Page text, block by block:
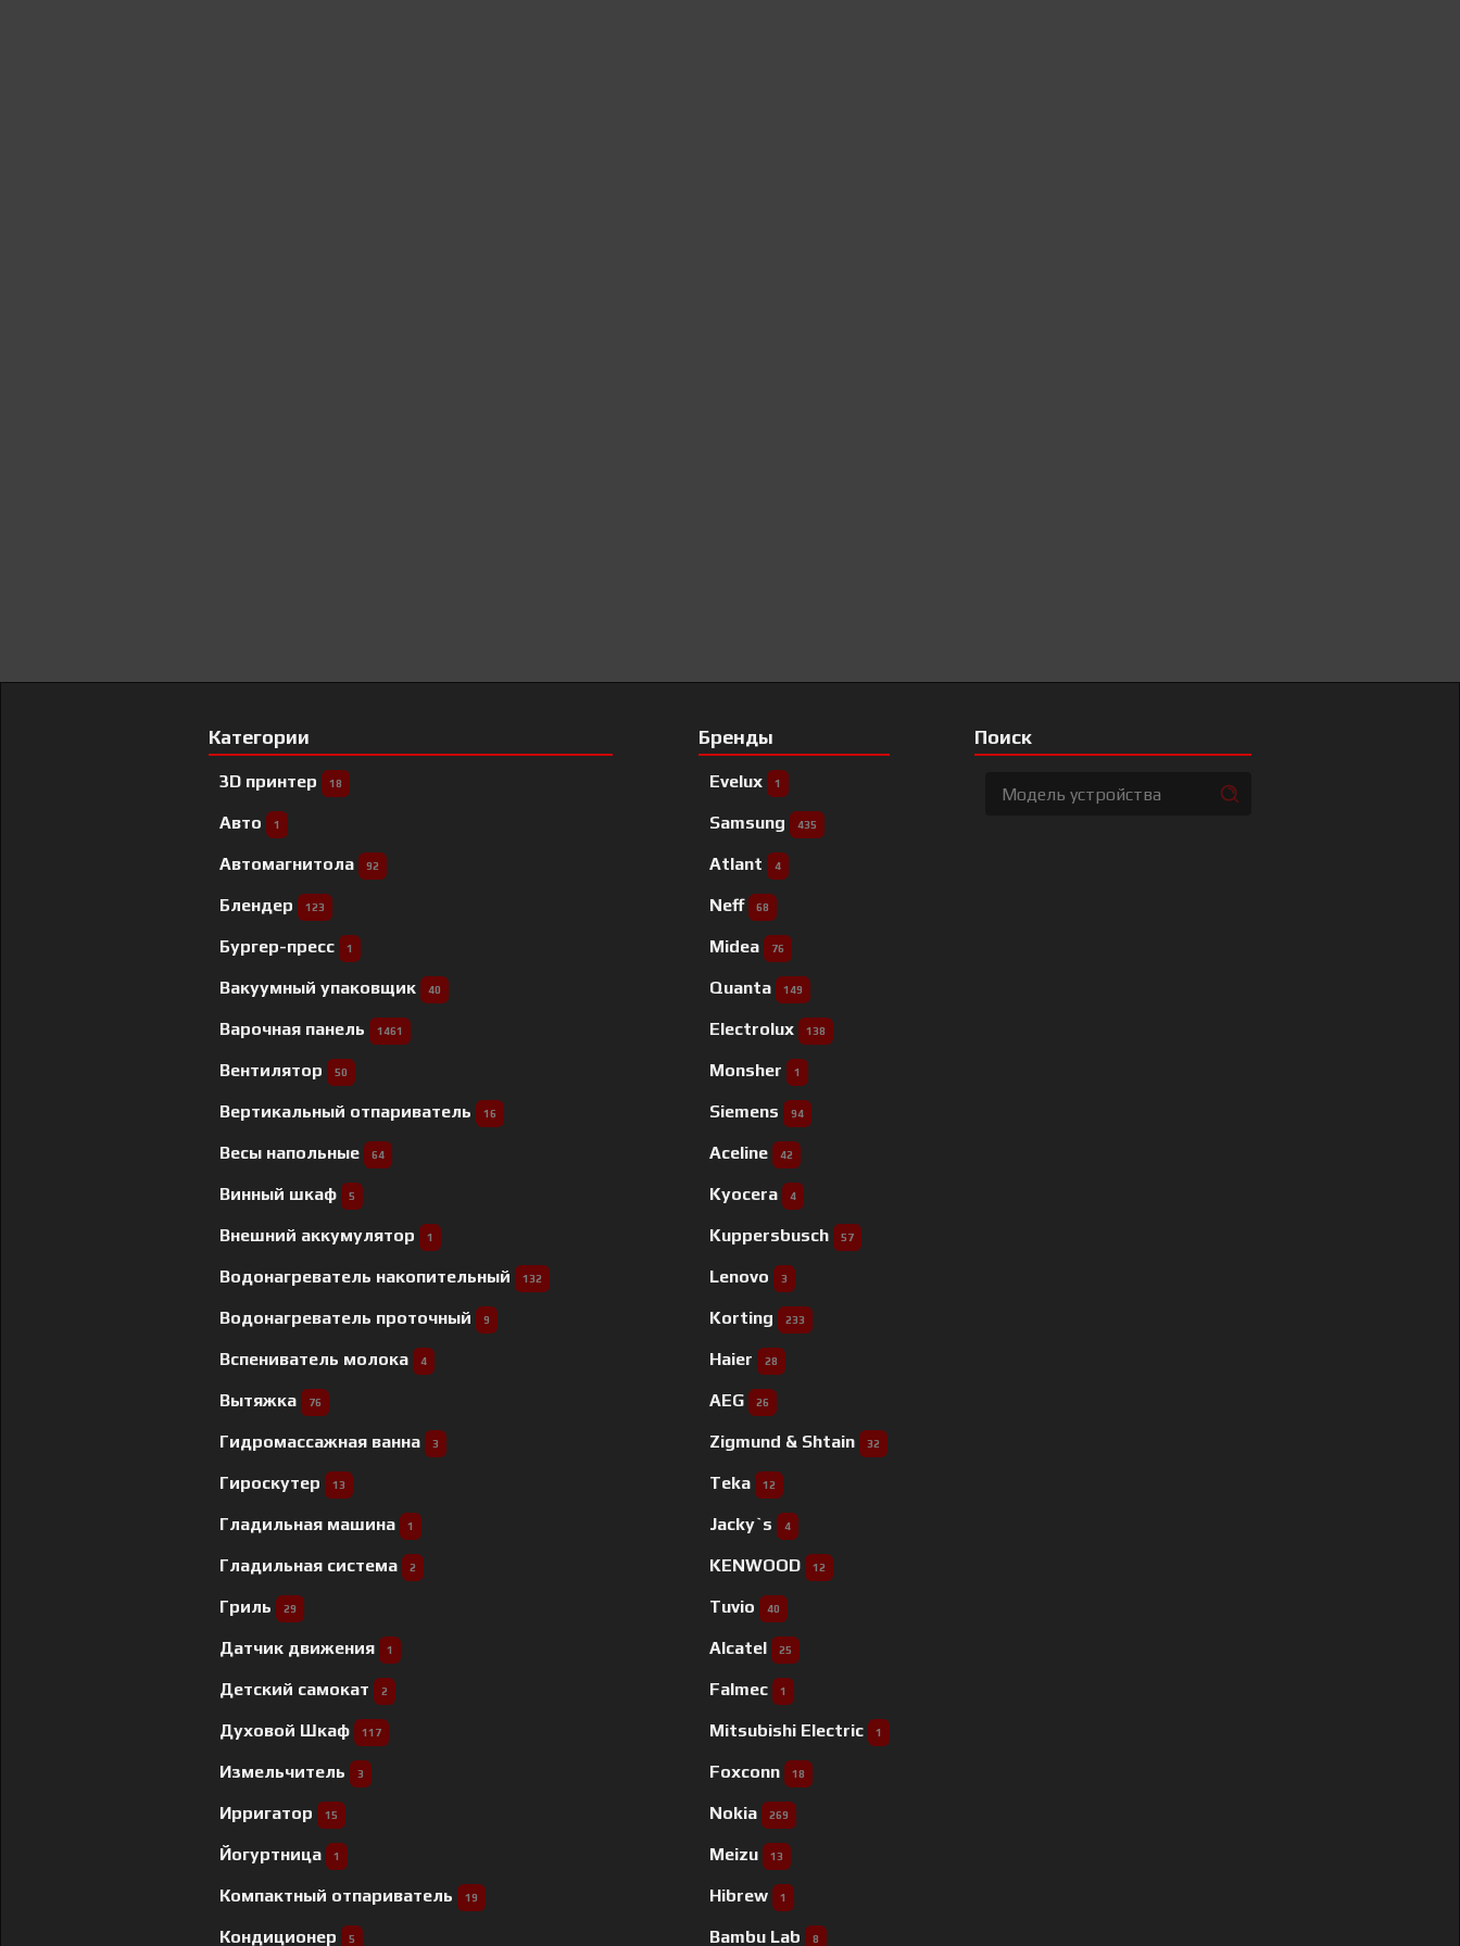
Категории
3D принтер 18
Авто 1
Автомагнитола 92
Блендер 123
Бургер-пресс 1
Вакуумный упаковщик 40
Варочная панель 1461
Вентилятор 50
Вертикальный отпариватель 16
Весы напольные 64
Винный шкаф 5
Внешний аккумулятор 1
Водонагреватель накопительный 132
Водонагреватель проточный 9
Вспениватель молока 4
Вытяжка 76
Гидромассажная ванна 3
Гироскутер 13
Гладильная машина 1
Гладильная система 2
Гриль 29
Датчик движения 1
Детский самокат 2
Духовой Шкаф 117
Измельчитель 3
Ирригатор 15
Йогуртница 1
Компактный отпариватель 19
Кондиционер 5
Бренды
Evelux 1
Samsung 435
Atlant 4
Neff 68
Midea 76
Quanta 149
Electrolux 138
Monsher 1
Siemens 94
Aceline 42
Kyocera 4
Kuppersbusch 57
Lenovo 3
Korting 233
Haier 28
AEG 26
Zigmund & Shtain 32
Teka 12
Jacky`s 4
KENWOOD 12
Tuvio 40
Alcatel 25
Falmec 1
Mitsubishi Electric 1
Foxconn 18
Nokia 269
Meizu 13
Hibrew 1
Bambu Lab 8
Поиск